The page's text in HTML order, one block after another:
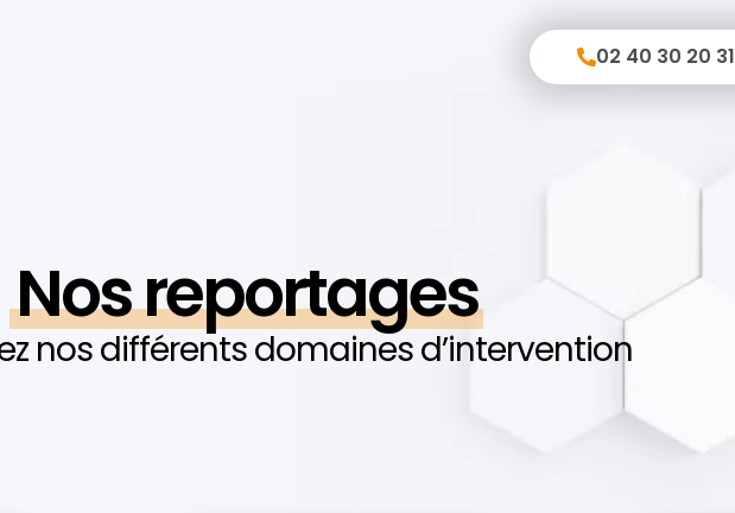
02 40 30 20 31
Nos reportages
nos différents domaines d’intervention